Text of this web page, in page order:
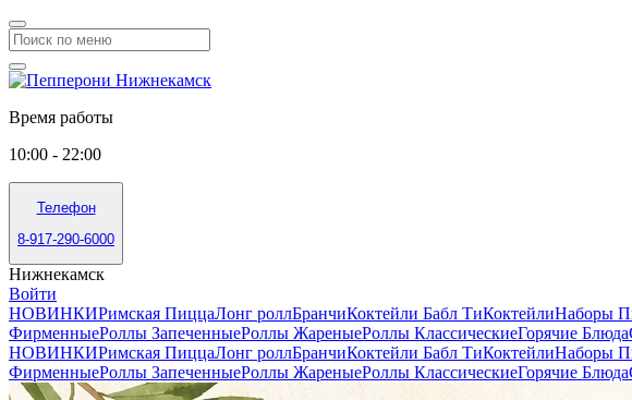
Время работы
10:00 - 22:00
Телефон
8-917-290-6000
Нижнекамск
Войти
НОВИНКИРимская ПиццаЛонг роллБранчиКоктейли Бабл ТиКоктейлиНаборы
ФирменныеРоллы ЗапеченныеРоллы ЖареныеРоллы КлассическиеГорячие Блюда
НОВИНКИРимская ПиццаЛонг роллБранчиКоктейли Бабл ТиКоктейлиНаборы
ФирменныеРоллы ЗапеченныеРоллы ЖареныеРоллы КлассическиеГорячие Блюда